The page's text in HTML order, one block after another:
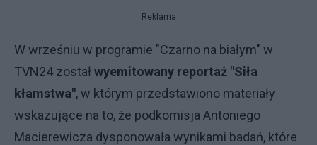
Reklama
W wrześniu w programie "Czarno na białym" w
TVN24 zostałwyemitowany reportaż "Siła
kłamstwa", w którym przedstawiono materiały
wskazujące na to, że podkomisja Antoniego
Macierewicza dysponowała wynikami badań, które